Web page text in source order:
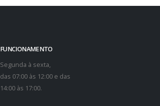
FUNCIONAMENTO
Segunda à sexta,
das 07:00 às 12:00 e das
14:00 às 17:00.